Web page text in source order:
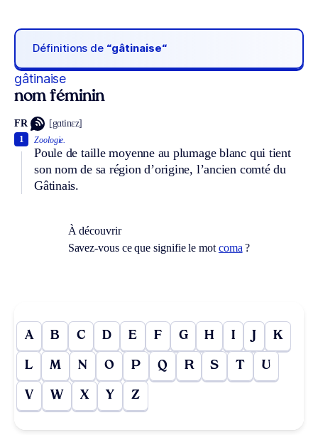
Définitions de “gâtinaise“
gâtinaise
nom féminin
FR [gɑtinɛz]
Zoologie.
Poule de taille moyenne au plumage blanc qui tient
son nom de sa région d’origine, l’ancien comté du
Gâtinais.
1
À découvrir
Savez-vous ce que signifie le mot coma ?
A B C D E F G H I J K
L M N O P Q R S T U
V W X Y Z